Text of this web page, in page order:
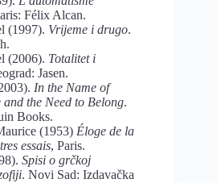
Félix Alcan.
(1997). Vrijeme i drugo.
(2006). Totalitet i
Jasen.
In the Name of
and the Need to Belong.
Books.
(1953) Éloge de la
essais, Paris.
Spisi o grčkoj
. Novi Sad: Izdavačka